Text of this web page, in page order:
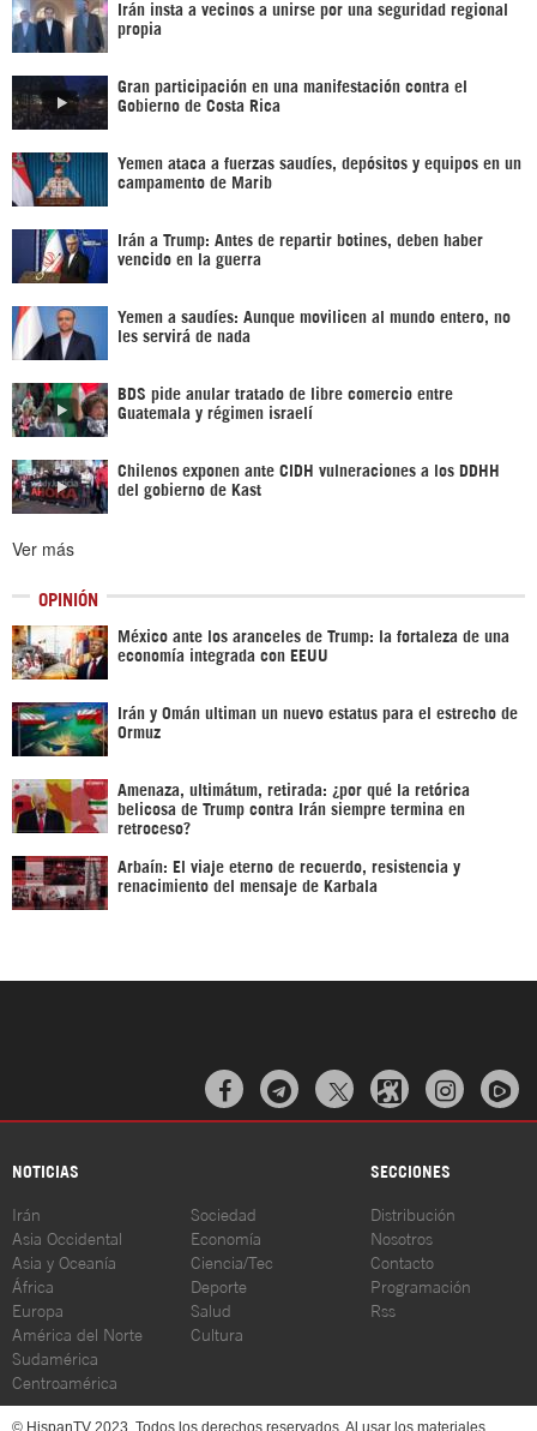
Irán insta a vecinos a unirse por una seguridad regional
propia
Gran participación en una manifestación contra el
Gobierno de Costa Rica
Yemen ataca a fuerzas saudíes, depósitos y equipos en un
campamento de Marib
Irán a Trump: Antes de repartir botines, deben haber
vencido en la guerra
Yemen a saudíes: Aunque movilicen al mundo entero, no
les servirá de nada
BDS pide anular tratado de libre comercio entre
Guatemala y régimen israelí
Chilenos exponen ante CIDH vulneraciones a los DDHH
del gobierno de Kast
Ver más
OPINIÓN
México ante los aranceles de Trump: la fortaleza de una
economía integrada con EEUU
Irán y Omán ultiman un nuevo estatus para el estrecho de
Ormuz
Amenaza, ultimátum, retirada: ¿por qué la retórica
belicosa de Trump contra Irán siempre termina en
retroceso?
Arbaín: El viaje eterno de recuerdo, resistencia y
renacimiento del mensaje de Karbala
  
NOTICIAS SECCIONES
Irán
Asia Occidental
Asia y Oceanía
África
Europa
América del Norte
Sudamérica
Centroamérica
Sociedad
Economía
Ciencia/Tec
Deporte
Salud
Cultura
Distribución
Nosotros
Contacto
Programación
Rss
© HispanTV 2023. Todos los derechos reservados. Al usar los materiales